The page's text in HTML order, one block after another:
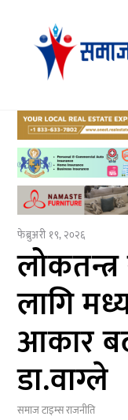
content
फेब्रुअरी १९, २०२६
लागि
आकार
डा.वाग्ले
समाज टाइम्सराजनीति